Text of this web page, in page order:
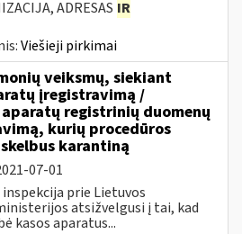
ADRESAS IR
Viešieji pirkimai
veiksmų, siekiant
įregistravimą /
registrinių duomenų
kurių procedūros
karantiną
07-01
inspekcija prie Lietuvos
atsižvelgusi į tai, kad
kasos aparatus...